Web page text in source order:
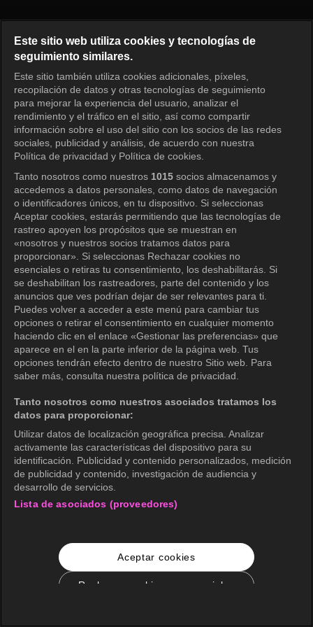
Iniciar sesión
Este sitio web utiliza cookies y tecnologías de
seguimiento similares.
Este sitio también utiliza cookies adicionales, píxeles,
recopilación de datos y otras tecnologías de seguimiento
para mejorar la experiencia del usuario, analizar el
rendimiento y el tráfico en el sitio, así como compartir
información sobre el uso del sitio con los socios de las redes
sociales, publicidad y análisis, de acuerdo con nuestra
Política de privacidad y Política de cookies.
Tanto nosotros como nuestros 1015 socios almacenamos y
accedemos a datos personales, como datos de navegación
o identificadores únicos, en tu dispositivo. Si seleccionas
Aceptar cookies, estarás permitiendo que las tecnologías de
rastreo apoyen los propósitos que se muestran en
«nosotros y nuestros socios tratamos datos para
proporcionar». Si seleccionas Rechazar cookies no
esenciales o retiras tu consentimiento, los deshabilitarás. Si
se deshabilitan los rastreadores, parte del contenido y los
anuncios que ves podrían dejar de ser relevantes para ti.
Puedes volver a acceder a este menú para cambiar tus
opciones o retirar el consentimiento en cualquier momento
haciendo clic en el enlace «Gestionar las preferencias» que
aparece en el en la parte inferior de la página web. Tus
opciones tendrán efecto dentro de nuestro Sitio web. Para
saber más, consulta nuestra política de privacidad.
Tanto nosotros como nuestros asociados tratamos los
datos para proporcionar:
Utilizar datos de localización geográfica precisa. Analizar
activamente las características del dispositivo para su
identificación. Publicidad y contenido personalizados, medición
de publicidad y contenido, investigación de audiencia y
desarrollo de servicios.
Lista de asociados (proveedores)
Aceptar cookies
Rechazar cookies no esenciales